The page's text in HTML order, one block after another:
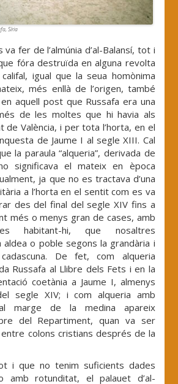
Síria
fer de l’almúnia d’al-Balansí, tot i
fóra destruïda en alguna revolta
califal, igual que la seua homònima
més enllà de l’origen, també
aquell post que Russafa era una
de les moltes que hi havia als
de València, i per tota l’horta, en el
de Jaume I al segle XIII. Cal
la paraula “alqueria”, derivada de
significava el mateix en època
ja que no es tractava d’una
a l’horta en el sentit com es va
des del final del segle XIV fins a
més o menys gran de cases, amb
habitant-hi, que nosaltres
aldea o poble segons la grandària i
De fet, com alqueria
Russafa al Llibre dels Fets i en la
coetània a Jaume I, almenys
segle XIV; i com alqueria amb
marge de la medina apareix
del Repartiment, quan va ser
colons cristians després de la
i que no tenim suficients dades
amb rotunditat, el palauet d’al-